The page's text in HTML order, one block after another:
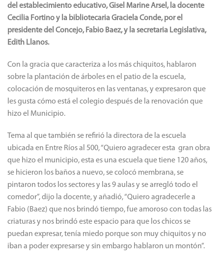
del establecimiento educativo, Gisel Marine Arsel, la docente
Cecilia Fortino y la bibliotecaria Graciela Conde, por el
presidente del Concejo, Fabio Baez, y la secretaria Legislativa,
Edith Llanos.
Con la gracia que caracteriza a los más chiquitos, hablaron
sobre la plantación de árboles en el patio de la escuela,
colocación de mosquiteros en las ventanas, y expresaron que
les gusta cómo está el colegio después de la renovación que
hizo el Municipio.
Tema al que también se refirió la directora de la escuela
ubicada en Entre Ríos al 500, “Quiero agradecer esta gran obra
que hizo el municipio, esta es una escuela que tiene 120 años,
se hicieron los baños a nuevo, se colocó membrana, se
pintaron todos los sectores y las 9 aulas y se arregló todo el
comedor”, dijo la docente, y añadió, “Quiero agradecerle a
Fabio (Baez) que nos brindó tiempo, fue amoroso con todas las
criaturas y nos brindó este espacio para que los chicos se
puedan expresar, tenía miedo porque son muy chiquitos y no
iban a poder expresarse y sin embargo hablaron un montón”.